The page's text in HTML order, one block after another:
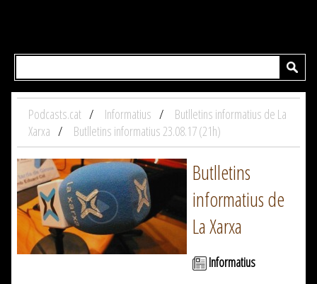
Podcasts.cat Informatius
Butlletins informatius de La
Xarxa
Butlletins informatius 23.08.17 (21h)
Butlletins
informatius de
La Xarxa
Informatius